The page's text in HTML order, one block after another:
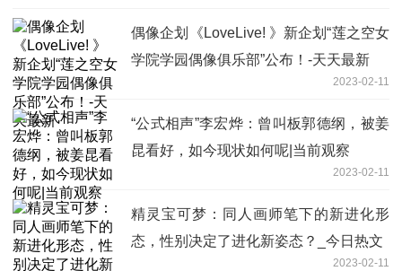
偶像企划《LoveLive! 》新企划“莲之空女
学院学园偶像俱乐部”公布！-天天最新
2023-02-11
“公式相声”李宏烨：曾叫板郭德纲，被姜
昆看好，如今现状如何呢|当前观察
2023-02-11
精灵宝可梦：同人画师笔下的新进化形
态，性别决定了进化新姿态？_今日热文
2023-02-11